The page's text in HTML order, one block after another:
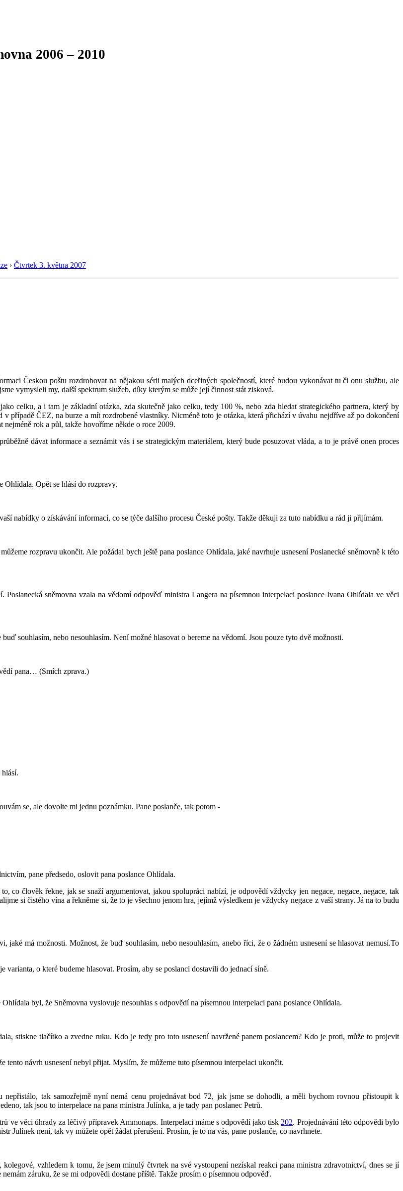
2006 – 2010
› Čtvrtek 3. května 2007
Českou poštu rozdrobovat na nějakou sérii malých dceřiných společností, které budou vykonávat tu či onu službu, ale
vymysleli my, další spektrum služeb, díky kterým se může její činnost stát zisková.
celku, a i tam je základní otázka, zda skutečně jako celku, tedy 100 %, nebo zda hledat strategického partnera, který by
případě ČEZ, na burze a mít rozdrobené vlastníky. Nicméně toto je otázka, která přichází v úvahu nejdříve až po dokončení
nejméně rok a půl, takže hovoříme někde o roce 2009.
dávat informace a seznámit vás i se strategickým materiálem, který bude posuzovat vláda, a to je právě onen proces
Ohlídala. Opět se hlásí do rozpravy.
nabídky o získávání informací, co se týče dalšího procesu České pošty. Takže děkuji za tuto nabídku a rád ji přijímám.
rozpravu ukončit. Ale požádal bych ještě pana poslance Ohlídala, jaké navrhuje usnesení Poslanecké sněmovně k této
Poslanecká sněmovna vzala na vědomí odpověď ministra Langera na písemnou interpelaci poslance Ivana Ohlídala ve věci
buď souhlasím, nebo nesouhlasím. Není možné hlasovat o bereme na vědomí. Jsou pouze tyto dvě možnosti.
pana… (Smích zprava.)
hlásí.
se, ale dovolte mi jednu poznámku. Pane poslanče, tak potom -
pane předsedo, oslovit pana poslance Ohlídala.
co člověk řekne, jak se snaží argumentovat, jakou spolupráci nabízí, je odpovědí vždycky jen negace, negace, negace, tak
si čistého vína a řekněme si, že to je všechno jenom hra, jejímž výsledkem je vždycky negace z vaší strany. Já na to budu
jaké má možnosti. Možnost, že buď souhlasím, nebo nesouhlasím, anebo říci, že o žádném usnesení se hlasovat nemusí.To
o které budeme hlasovat. Prosím, aby se poslanci dostavili do jednací síně.
byl, že Sněmovna vyslovuje nesouhlas s odpovědí na písemnou interpelaci pana poslance Ohlídala.
stiskne tlačítko a zvedne ruku. Kdo je tedy pro toto usnesení navržené panem poslancem? Kdo je proti, může to projevit
tento návrh usnesení nebyl přijat. Myslím, že můžeme tuto písemnou interpelaci ukončit.
tak samozřejmě nyní nemá cenu projednávat bod 72, jak jsme se dohodli, a měli bychom rovnou přistoupit k
tak jsou to interpelace na pana ministra Julínka, a je tady pan poslanec Petrů.
ve věci úhrady za léčivý přípravek Ammonaps. Interpelaci máme s odpovědí jako tisk 202. Projednávání této odpovědi bylo
Julínek není, tak vy můžete opět žádat přerušení. Prosím, je to na vás, pane poslanče, co navrhnete.
kolegové, vzhledem k tomu, že jsem minulý čtvrtek na své vystoupení nezískal reakci pana ministra zdravotnictví, dnes se jí
záruku, že se mi odpovědi dostane příště. Takže prosím o písemnou odpověď.